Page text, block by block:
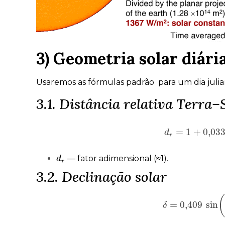
3) Geometria solar
Usaremos as fórmulas padrão para um dia
3.1. Distância relativa
dr = 1 + 0,033
dr =1 +0,033
dr
dr — fator adimensional (≈1).
3.2. Declinação solar
δ = 0,409 sin(
δ=0,409 sin(2